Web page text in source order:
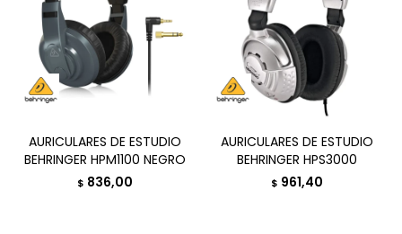
AURICULARES DE ESTUDIO
BEHRINGER HPM1100 NEGRO
$ 836,00
AURICULARES DE ESTUDIO
BEHRINGER HPS3000
$ 961,40